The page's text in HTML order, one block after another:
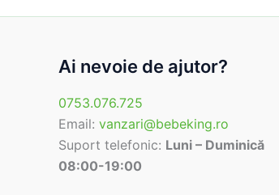
Ai nevoie de ajutor?
0753.076.725
Email: vanzari@bebeking.ro
Suport telefonic: Luni – Duminică
08:00-19:00